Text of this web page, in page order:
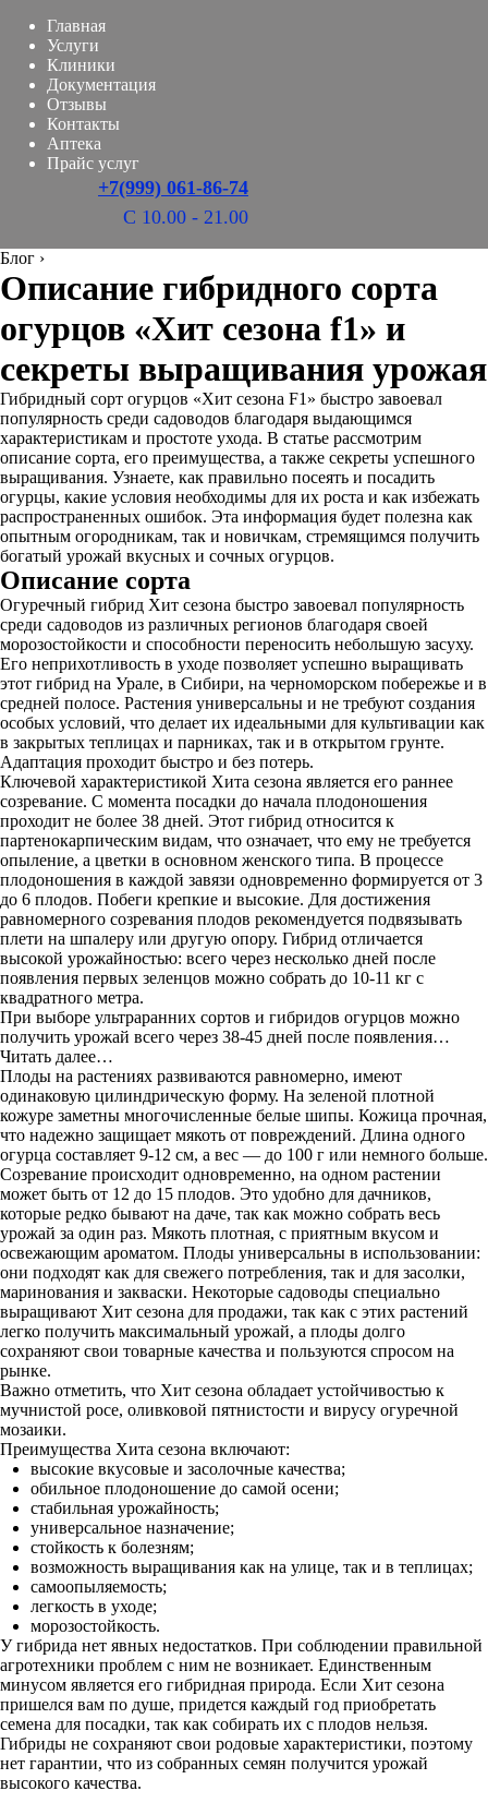
Главная
Услуги
Клиники
Документация
Отзывы
Контакты
Аптека
Прайс услуг
+7(999) 061-86-74
С 10.00 - 21.00
Блог ›
Описание гибридного сорта
огурцов «Хит сезона f1» и
секреты выращивания урожая
Гибридный сорт огурцов «Хит сезона F1» быстро завоевал
популярность среди садоводов благодаря выдающимся
характеристикам и простоте ухода. В статье рассмотрим
описание сорта, его преимущества, а также секреты успешного
выращивания. Узнаете, как правильно посеять и посадить
огурцы, какие условия необходимы для их роста и как избежать
распространенных ошибок. Эта информация будет полезна как
опытным огородникам, так и новичкам, стремящимся получить
богатый урожай вкусных и сочных огурцов.
Описание сорта
Огуречный гибрид Хит сезона быстро завоевал популярность
среди садоводов из различных регионов благодаря своей
морозостойкости и способности переносить небольшую засуху.
Его неприхотливость в уходе позволяет успешно выращивать
этот гибрид на Урале, в Сибири, на черноморском побережье и в
средней полосе. Растения универсальны и не требуют создания
особых условий, что делает их идеальными для культивации как
в закрытых теплицах и парниках, так и в открытом грунте.
Адаптация проходит быстро и без потерь.
Ключевой характеристикой Хита сезона является его раннее
созревание. С момента посадки до начала плодоношения
проходит не более 38 дней. Этот гибрид относится к
партенокарпическим видам, что означает, что ему не требуется
опыление, а цветки в основном женского типа. В процессе
плодоношения в каждой завязи одновременно формируется от 3
до 6 плодов. Побеги крепкие и высокие. Для достижения
равномерного созревания плодов рекомендуется подвязывать
плети на шпалеру или другую опору. Гибрид отличается
высокой урожайностью: всего через несколько дней после
появления первых зеленцов можно собрать до 10-11 кг с
квадратного метра.
При выборе ультраранних сортов и гибридов огурцов можно
получить урожай всего через 38-45 дней после появления…
Читать далее…
Плоды на растениях развиваются равномерно, имеют
одинаковую цилиндрическую форму. На зеленой плотной
кожуре заметны многочисленные белые шипы. Кожица прочная,
что надежно защищает мякоть от повреждений. Длина одного
огурца составляет 9-12 см, а вес — до 100 г или немного больше.
Созревание происходит одновременно, на одном растении
может быть от 12 до 15 плодов. Это удобно для дачников,
которые редко бывают на даче, так как можно собрать весь
урожай за один раз. Мякоть плотная, с приятным вкусом и
освежающим ароматом. Плоды универсальны в использовании:
они подходят как для свежего потребления, так и для засолки,
маринования и закваски. Некоторые садоводы специально
выращивают Хит сезона для продажи, так как с этих растений
легко получить максимальный урожай, а плоды долго
сохраняют свои товарные качества и пользуются спросом на
рынке.
Важно отметить, что Хит сезона обладает устойчивостью к
мучнистой росе, оливковой пятнистости и вирусу огуречной
мозаики.
Преимущества Хита сезона включают:
высокие вкусовые и засолочные качества;
обильное плодоношение до самой осени;
стабильная урожайность;
универсальное назначение;
стойкость к болезням;
возможность выращивания как на улице, так и в теплицах;
самоопыляемость;
легкость в уходе;
морозостойкость.
У гибрида нет явных недостатков. При соблюдении правильной
агротехники проблем с ним не возникает. Единственным
минусом является его гибридная природа. Если Хит сезона
пришелся вам по душе, придется каждый год приобретать
семена для посадки, так как собирать их с плодов нельзя.
Гибриды не сохраняют свои родовые характеристики, поэтому
нет гарантии, что из собранных семян получится урожай
высокого качества.